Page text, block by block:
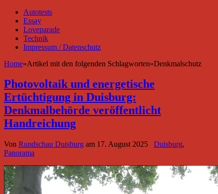
Autotests
Essay
Loveparade
Technik
Impressum / Datenschutz
Home»Artikel mit den folgenden Schlagworten»Denkmalschutz
Photovoltaik und energetische
Ertüchtigung in Duisburg:
Denkmalbehörde veröffentlicht
Handreichung
Von Rundschau Duisburg am 17. August 2025 Duisburg,
Panorama